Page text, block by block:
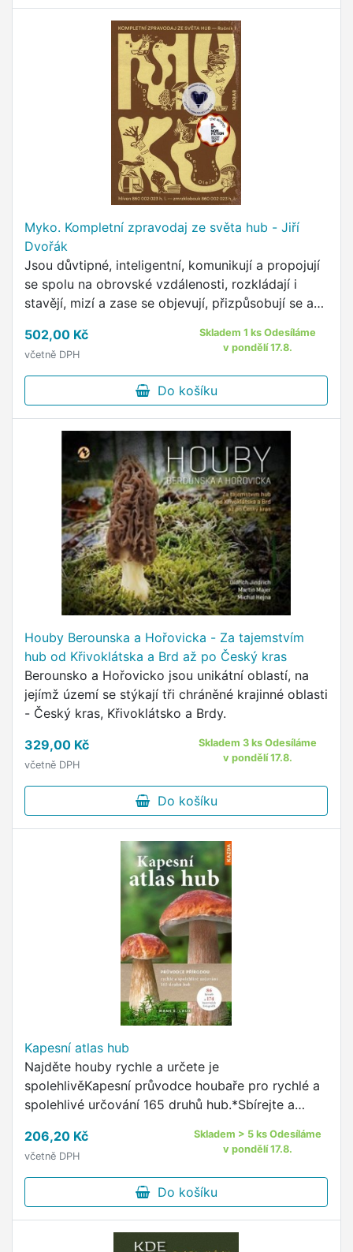
Myko. Kompletní zpravodaj ze světa hub - Jiří
Dvořák
Jsou důvtipné, inteligentní, komunikují a propojují
se spolu na obrovské vzdálenosti, rozkládají i
stavějí, mizí a zase se objevují, přizpůsobují se a
…
502,00 Kč
včetně DPH
Skladem 1 ks Odesíláme
v pondělí 17.8.
Do košíku
Houby Berounska a Hořovicka - Za tajemstvím
hub od Křivoklátska a Brd až po Český kras
Berounsko a Hořovicko jsou unikátní oblastí, na
jejímž území se stýkají tři chráněné krajinné oblasti
- Český kras, Křivoklátsko a Brdy.
329,00 Kč
včetně DPH
Skladem 3 ks Odesíláme
v pondělí 17.8.
Do košíku
Kapesní atlas hub
Najděte houby rychle a určete je
spolehlivěKapesní průvodce houbaře pro rychlé a
spolehlivé určování 165 druhů hub.*Sbírejte a
206,20 Kč
včetně DPH
Skladem > 5 ks Odesíláme
v pondělí 17.8.
Do košíku